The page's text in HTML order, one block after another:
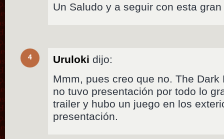
Un Saludo y a seguir con esta
4 Uruloki dijo:
Mmm, pues creo que no. The
no tuvo presentación por todo lo
trailer y hubo un juego en los
presentación.